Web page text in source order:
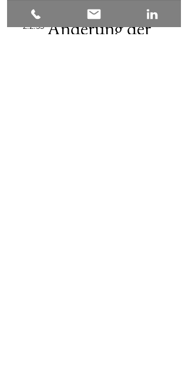
2.2.35 Änderung der